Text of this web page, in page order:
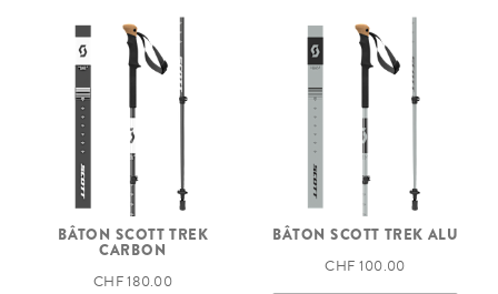
BÂTON SCOTT TREK
CARBON
CHF 180.00
BÂTON SCOTT TREK ALU
CHF 100.00